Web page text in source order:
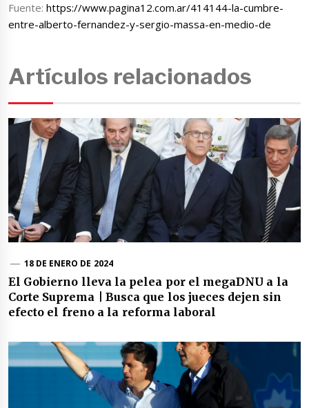
Fuente:https://www.pagina12.com.ar/414144-la-cumbre-
entre-alberto-fernandez-y-sergio-massa-en-medio-de
Artículos relacionados
18 DE ENERO DE 2024
El Gobierno lleva la pelea por el megaDNU a la
Corte Suprema | Busca que los jueces dejen sin
efecto el freno a la reforma laboral